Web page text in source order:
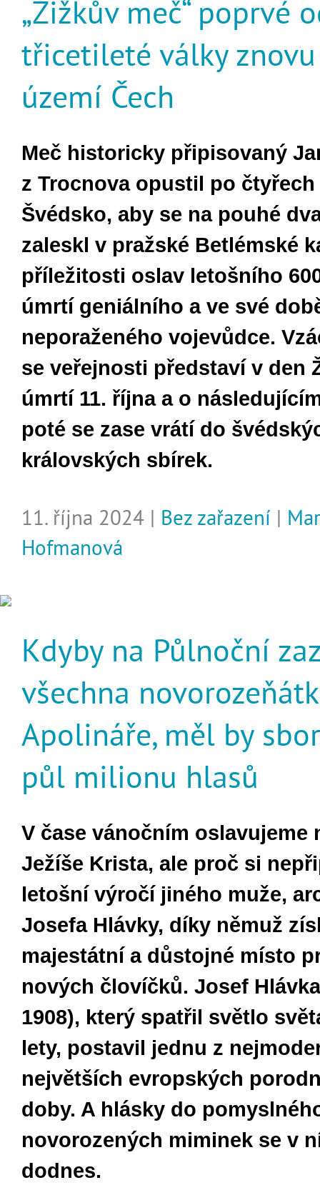
„Žižkův meč“ poprvé
třicetileté války
území Čech
Meč historicky připisovaný
z Trocnova opustil po
Švédsko, aby se na pouhé
zaleskl v pražské Betlémské
příležitosti oslav letošního
úmrtí geniálního a ve své
neporaženého vojevůdce.
se veřejnosti představí v den
úmrtí 11. října a o
poté se zase vrátí do
královských sbírek.
11. října 2024 | Bez zařazení |
Hofmanová
Kdyby na Půlnoční
všechna
Apolináře, měl by
půl milionu hlasů
V čase vánočním oslavujeme
Ježíše Krista, ale proč si
letošní výročí jiného muže,
Josefa Hlávky, díky němuž z
majestátní a důstojné místo
nových človíčků. Josef Hl
1908), který spatřil světlo
lety, postavil jednu z
největších evropských
doby. A hlásky do
novorozených miminek se v
dodnes.